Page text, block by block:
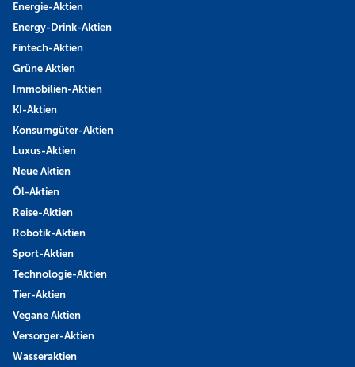
Energie-Aktien
Energy-Drink-Aktien
Fintech-Aktien
Grüne Aktien
Immobilien-Aktien
KI-Aktien
Konsumgüter-Aktien
Luxus-Aktien
Neue Aktien
Öl-Aktien
Reise-Aktien
Robotik-Aktien
Sport-Aktien
Technologie-Aktien
Tier-Aktien
Vegane Aktien
Versorger-Aktien
Wasseraktien